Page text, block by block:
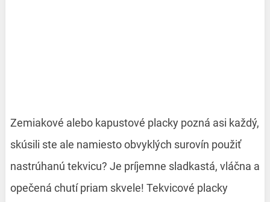
Zemiakové alebo kapustové placky pozná asi každý,
skúsili ste ale namiesto obvyklých surovín použiť
nastrúhanú tekvicu? Je príjemne sladkastá, vláčna a
opečená chutí priam skvele! Tekvicové placky